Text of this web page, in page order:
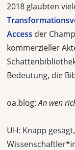
2018 glaubten
Access der
kommerzieller
Bedeutung, die
oa.blog:An wen
UH: Knapp